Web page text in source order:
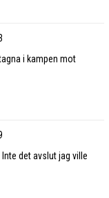
i kampen mot
det avslut jag ville